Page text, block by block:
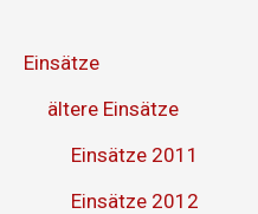
Einsätze
ältere Einsätze
Einsätze 2011
Einsätze 2012